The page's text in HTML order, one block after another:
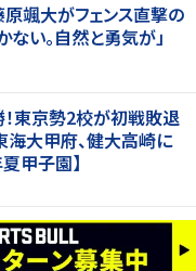
原颯大がフェンス直撃の
ない。自然と勇気が」
東京勢2校が初戦敗退
海大甲府、健大高崎に
甲子園】